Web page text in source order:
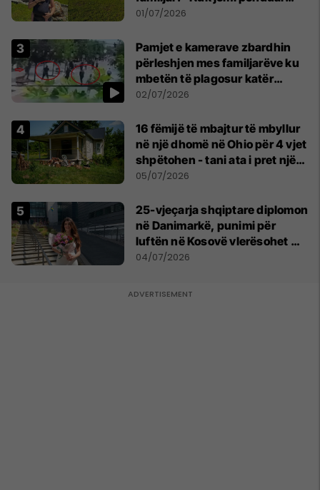
asnjë ditë"
01/07/2026
Pamjet e kamerave zbardhin
përleshjen mes familjarëve ku
mbetën të plagosur katër
persona
02/07/2026
16 fëmijë të mbajtur të mbyllur
në një dhomë në Ohio për 4 vjet
shpëtohen - tani ata i pret një
sfidë e madhe
05/07/2026
25-vjeçarja shqiptare diplomon
në Danimarkë, punimi për
luftën në Kosovë vlerësohet me
notën më të lartë
04/07/2026